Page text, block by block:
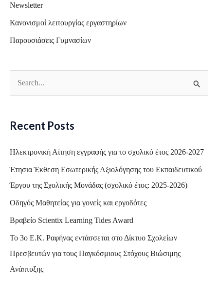
Newsletter
Κανονισμοί λειτουργίας εργαστηρίων
Παρουσιάσεις Γυμνασίων
r
c
Recent Posts
Ηλεκτρονική Αίτηση εγγραφής για το σχολικό έτος 2026-2027
Έτησια Έκθεση Εσωτερικής Αξιολόγησης του Εκπαιδευτικού
Έργου της Σχολικής Μονάδας (σχολικό έτος: 2025-2026)
Οδηγός Μαθητείας για γονείς και εργοδότες
Βραβείο Scientix Learning Tides Award
Το 3ο Ε.Κ. Ραφήνας εντάσσεται στο Δίκτυο Σχολείων
Πρεσβευτών για τους Παγκόσμιους Στόχους Βιώσιμης
Ανάπτυξης